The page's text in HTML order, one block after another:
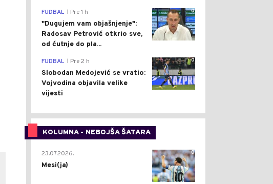
0
FUDBAL Pre 1 h
"Dugujem vam objašnjenje":
Radosav Petrović otkrio sve,
od ćutnje do pla...
0
FUDBAL Pre 2 h
Slobodan Medojević se vratio:
Vojvodina objavila velike
vijesti
KOLUMNA - NEBOJŠA ŠATARA
0
23.07.2026.
Mesi(ja)